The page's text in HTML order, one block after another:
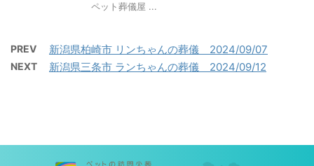
ペット葬儀屋 ...
PREV 新潟県柏崎市 リンちゃんの葬儀 2024/09/07
NEXT 新潟県三条市 ランちゃんの葬儀 2024/09/12